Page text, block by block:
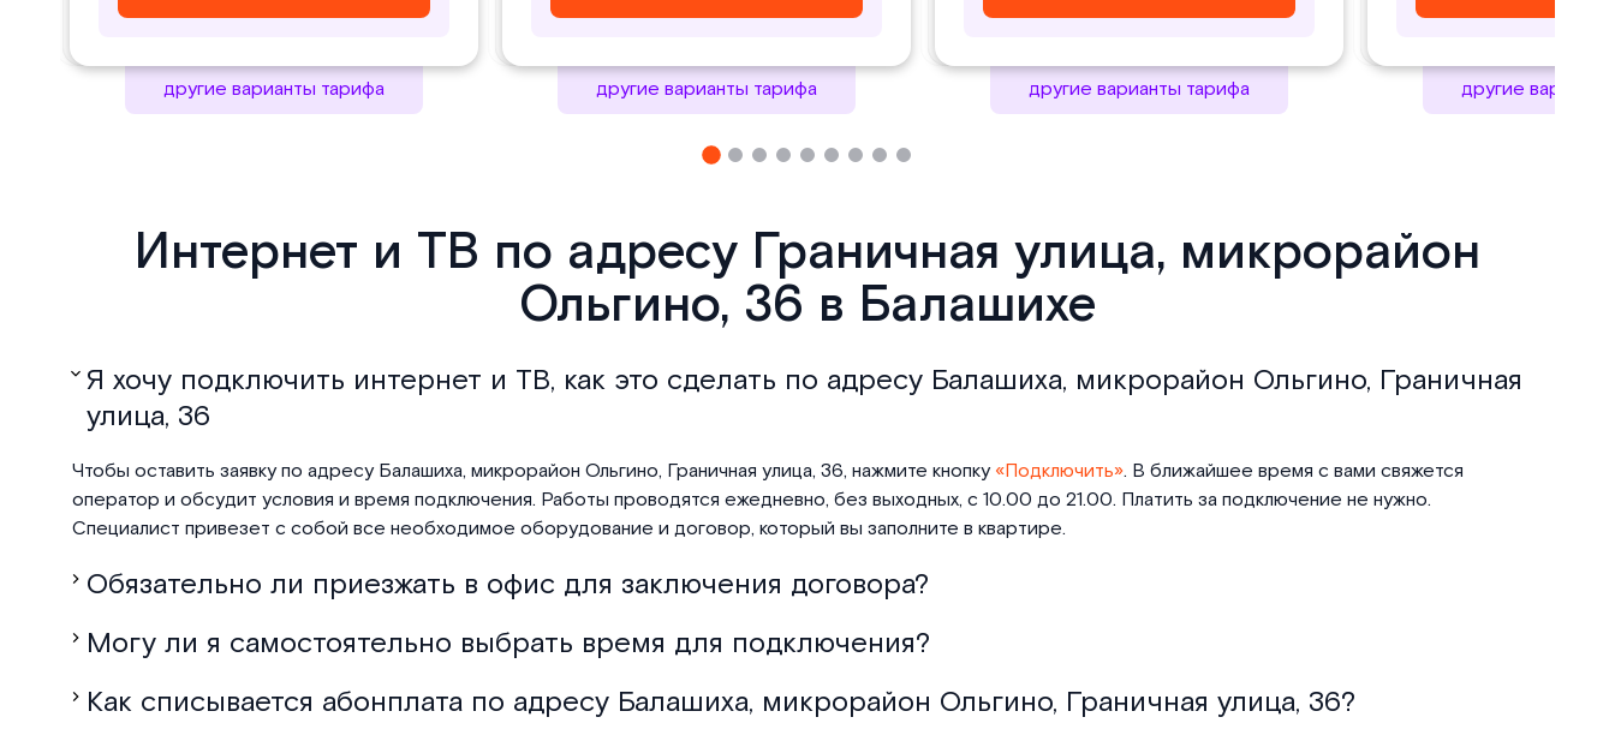
другие варианты тарифа другие варианты тарифа другие варианты тарифа другие
Интернет и ТВ по адресу Граничная улица, микрорайон
Ольгино, 36 в Балашихе
Я хочу подключить интернет и ТВ, как это сделать по адресу Балашиха, микрорайон Ольгино, Граничная
улица, 36
Чтобы оставить заявку по адресу Балашиха, микрорайон Ольгино, Граничная улица, 36, нажмите кнопку«Подключить». В ближайшее время с вами свяжется
оператор и обсудит условия и время подключения. Работы проводятся ежедневно, без выходных, с 10.00 до 21.00. Платить за подключение не нужно.
Специалист привезет с собой все необходимое оборудование и договор, который вы заполните в квартире.
Обязательно ли приезжать в офис для заключения договора?
Могу ли я самостоятельно выбрать время для подключения?
Как списывается абонплата по адресу Балашиха, микрорайон Ольгино, Граничная улица, 36?